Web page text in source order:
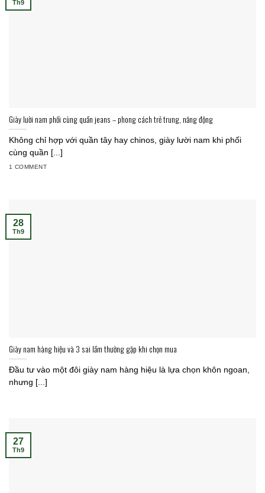
Giày lười nam phối cùng quần jeans – phong cách trẻ trung, năng động
Không chỉ hợp với quần tây hay chinos, giày lười nam khi phối
cùng quần [...]
1 COMMENT
Th9
Giày nam hàng hiệu và 3 sai lầm thường gặp khi chọn mua
Đầu tư vào một đôi giày nam hàng hiệu là lựa chọn khôn ngoan,
nhưng [...]
28
Th9
27
Th9